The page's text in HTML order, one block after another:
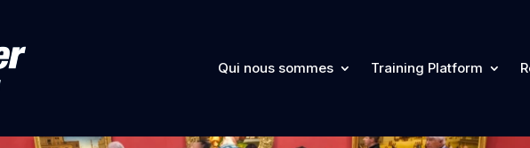
Qui nous sommes Training Platform